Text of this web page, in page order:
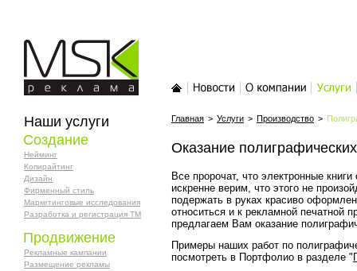
MSK-реклама
Главная > Услуги > Производство >
Оказание
Все пророчат, что электронные
искренне верим, что этого не
подержать в руках красиво
относиться и к рекламной печатной
предлагаем Вам оказание
Примеры наших работ по
посмотреть в Портфолио в разделе "
Наши услуги
Создание
Нейминг
Копирайтинг
Дизайн
Фирменный стиль
Маркетинговые исследования
Разработка и регистрация ТМ
Продвижение
Рекламные кампании
Размещение рекламы